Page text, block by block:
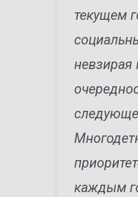
текущем
невзирая
каждым